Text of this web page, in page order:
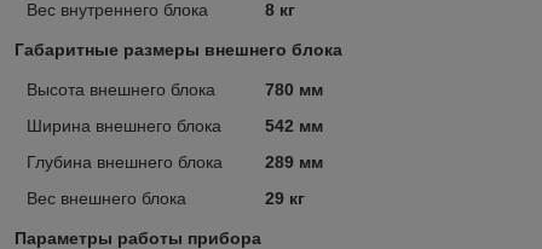
Вес внутреннего блока
8 кг
Габаритные размеры внешнего блока
Высота внешнего блока
780 мм
Ширина внешнего блока
542 мм
Глубина внешнего блока
289 мм
Вес внешнего блока
29 кг
Параметры работы прибора